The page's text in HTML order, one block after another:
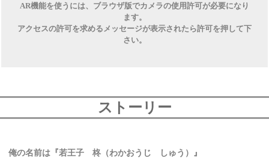
AR機能を使うには、ブラウザ版でカメラの使用許可が必要になり
ます。
アクセスの許可を求めるメッセージが表示されたら許可を押して下
さい。
ストーリー
俺の名前は『若王子 柊（わかおうじ しゅう）』